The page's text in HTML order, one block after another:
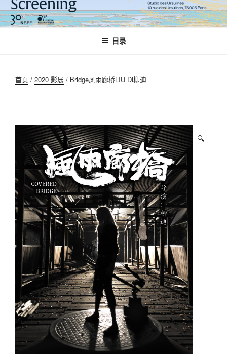
至
内
目录
首页 / 2020 影展 / Bridge风雨廊桥LIU Di柳迪
🔍